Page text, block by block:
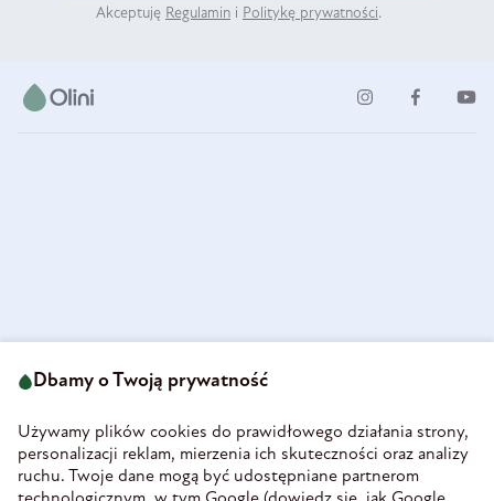
Akceptuję Regulamin i Politykę prywatności.
58-160 Świebodzice
REGON 890213034
INFORMACJE
Dbamy o Twoją prywatność
Używamy plików cookies do prawidłowego działania strony,
personalizacji reklam, mierzenia ich skuteczności oraz analizy
ruchu. Twoje dane mogą być udostępniane partnerom